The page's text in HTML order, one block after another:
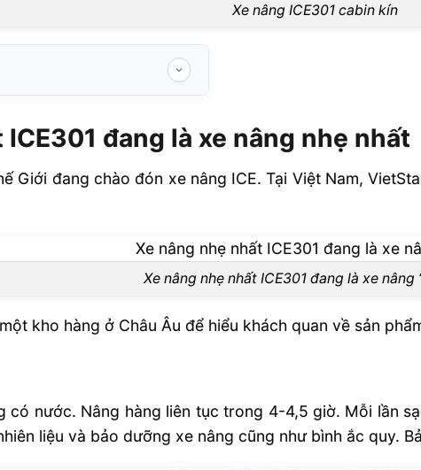
Xe nâng ICE301 cabin kín
của xe nâng lithium
đang là xe nâng nhẹ nhất
Giới đang chào đón xe nâng ICE. Tại Việt Nam,
Xe nâng nhẹ nhất ICE301 đang là xe nâng
kho hàng ở Châu Âu để hiểu khách quan về sản
có nước. Nâng hàng liên tục trong 4-4,5 giờ. Mỗi lần
liệu và bảo dưỡng xe nâng cũng như bình ắc quy.